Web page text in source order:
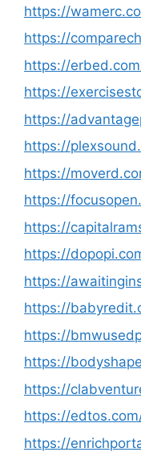
https://
https://
https://
https://
https://
https://
https://
https://
https://
https://
https://
https://
https://
https://
https://
https://
https://